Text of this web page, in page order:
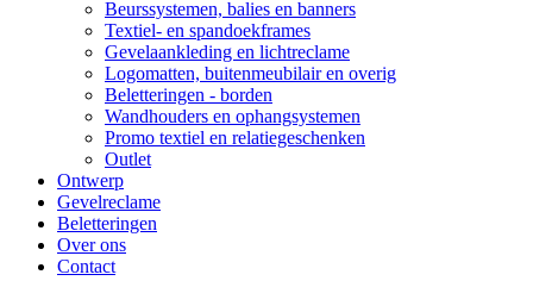
Beurssystemen, balies en banners
Textiel- en spandoekframes
Gevelaankleding en lichtreclame
Logomatten, buitenmeubilair en overig
Beletteringen - borden
Wandhouders en ophangsystemen
Promo textiel en relatiegeschenken
Outlet
Ontwerp
Gevelreclame
Beletteringen
Over ons
Contact